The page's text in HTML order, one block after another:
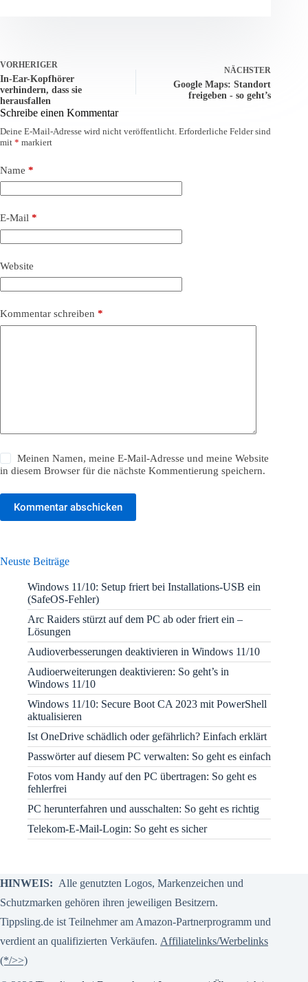
VORHERIGER
In-Ear-Kopfhörer
verhindern, dass sie
herausfallen
NÄCHSTER
Google Maps: Standort
freigeben - so geht’s
Schreibe einen Kommentar
Deine E-Mail-Adresse wird nicht veröffentlicht. Erforderliche Felder sind
mit * markiert
Name *
E-Mail *
Website
Kommentar schreiben *
Meinen Namen, meine E-Mail-Adresse und meine Website
in diesem Browser für die nächste Kommentierung speichern.
Kommentar abschicken
Neuste Beiträge
Windows 11/10: Setup friert bei Installations-USB ein
(SafeOS-Fehler)
Arc Raiders stürzt auf dem PC ab oder friert ein –
Lösungen
Audioverbesserungen deaktivieren in Windows 11/10
Audioerweiterungen deaktivieren: So geht’s in
Windows 11/10
Windows 11/10: Secure Boot CA 2023 mit PowerShell
aktualisieren
Ist OneDrive schädlich oder gefährlich? Einfach erklärt
Passwörter auf diesem PC verwalten: So geht es einfach
Fotos vom Handy auf den PC übertragen: So geht es
fehlerfrei
PC herunterfahren und ausschalten: So geht es richtig
Telekom-E-Mail-Login: So geht es sicher
HINWEIS: Alle genutzten Logos, Markenzeichen und
Schutzmarken gehören ihren jeweiligen Besitzern.
Tippsling.de ist Teilnehmer am Amazon-Partnerprogramm und
verdient an qualifizierten Verkäufen. Affiliatelinks/Werbelinks
(*/>>)